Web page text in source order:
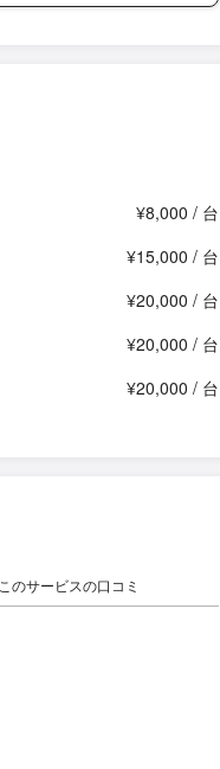
¥8,000 / 台
¥15,000 / 台
¥20,000 / 台
¥20,000 / 台
¥20,000 / 台
このサービスの口コミ